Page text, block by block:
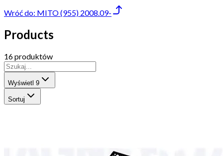
Wróć do: MITO (955) 2008.09-
Products
16 produktów
Wyświetl 9
Sortuj